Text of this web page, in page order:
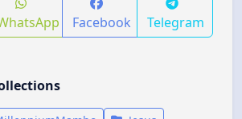
Facebook Telegram